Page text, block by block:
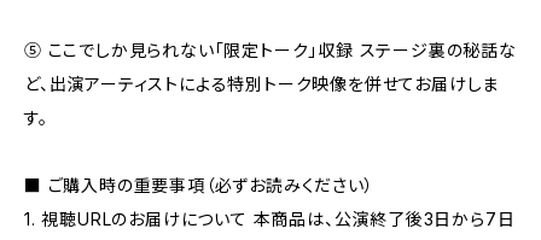
⑤ ここでしか見られない「限定トーク」収録 ステージ裏の秘話な
ど、出演アーティストによる特別トーク映像を併せてお届けしま
す。
■ ご購入時の重要事項（必ずお読みください）
1. 視聴URLのお届けについて 本商品は、公演終了後3日から7日